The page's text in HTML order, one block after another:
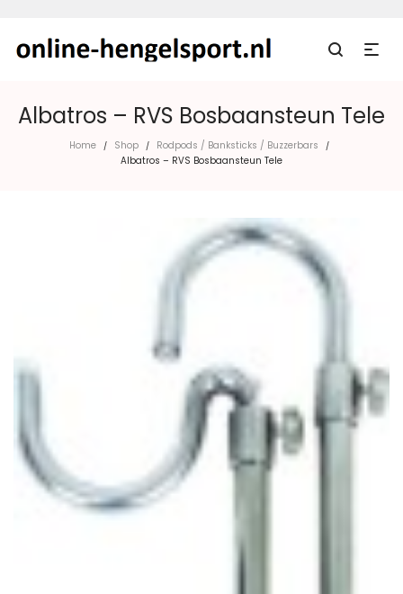
Albatros – RVS Bosbaansteun Tele
Home / Shop / Rodpods / Banksticks / Buzzerbars /
Albatros – RVS Bosbaansteun Tele